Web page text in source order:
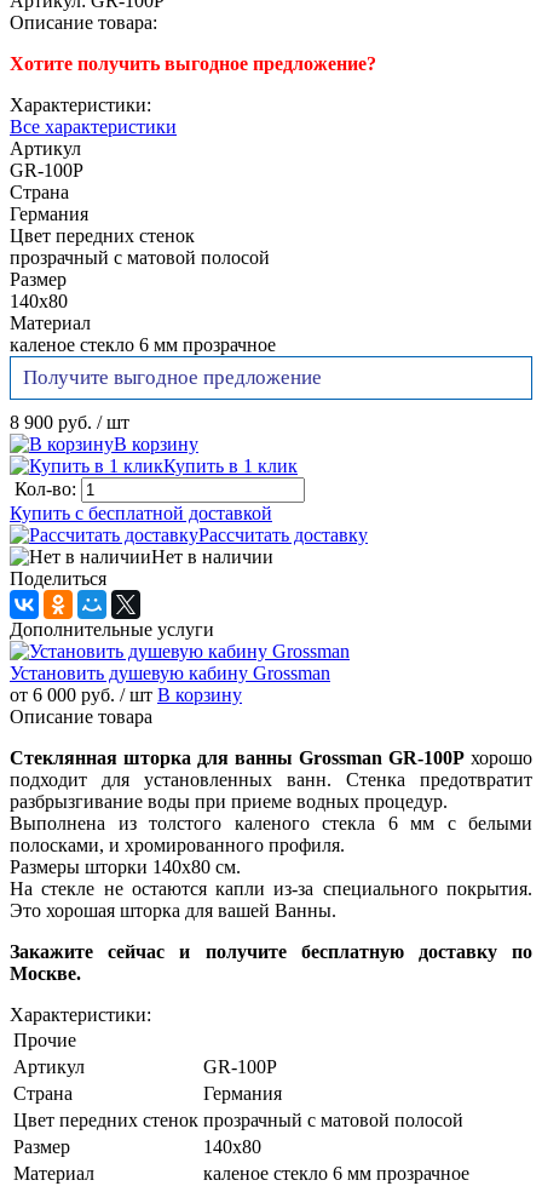
Описание товара:
Хотите получить выгодное предложение?
Характеристики:
Все характеристики
Артикул
GR-100P
Страна
Германия
Цвет передних стенок
прозрачный с матовой полосой
Размер
140х80
Материал
каленое стекло 6 мм прозрачное
Получите выгодное предложение
8 900 руб. / шт
В корзину
Купить в 1 клик
Кол-во:
Купить с бесплатной доставкой
Рассчитать доставку
Нет в наличии
Поделиться
Дополнительные услуги
Установить душевую кабину Grossman
от 6 000 руб. / шт В корзину
Описание товара
Стеклянная шторка для ванны Grossman GR-100P хорошо
подходит для установленных ванн. Стенка предотвратит
разбрызгивание воды при приеме водных процедур.
Выполнена из толстого каленого стекла 6 мм с белыми
полосками, и хромированного профиля.
Размеры шторки 140х80 см.
На стекле не остаются капли из-за специального покрытия.
Это хорошая шторка для вашей Ванны.
Закажите сейчас и получите бесплатную доставку по
Москве.
Характеристики:
Прочие
Артикул
GR-100P
Страна
Германия
Цвет передних стенок прозрачный с матовой полосой
Размер
140х80
Материал
каленое стекло 6 мм прозрачное